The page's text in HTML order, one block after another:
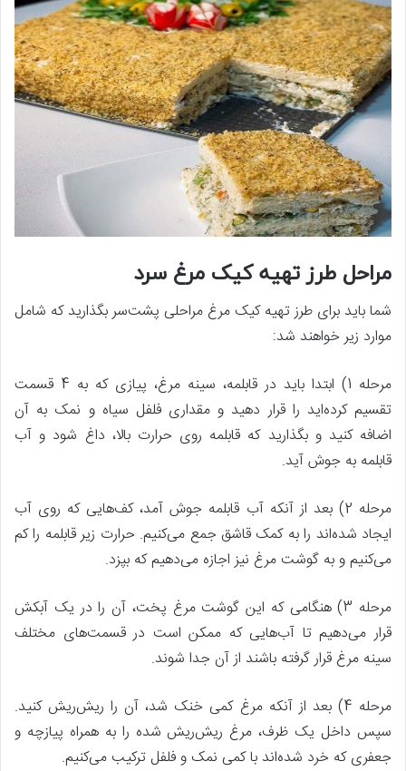
مراحل طرز تهیه کیک مرغ سرد
شما باید برای طرز تهیه کیک مرغ مراحلی پشت‌سر بگذارید که شامل
موارد زیر خواهند شد:
مرحله 1) ابتدا باید در قابلمه، سینه مرغ، پیازی که به 4 قسمت
تقسیم کرده‌اید را قرار دهید و مقداری فلفل سیاه و نمک به آن
اضافه کنید و بگذارید که قابلمه روی حرارت بالا، داغ شود و آب
قابلمه به جوش آید.
مرحله 2) بعد از آنکه آب قابلمه جوش آمد، کف‌هایی که روی آب
ایجاد شده‌اند را به کمک قاشق جمع می‌کنیم. حرارت زیر قابلمه را کم
می‌کنیم و به گوشت مرغ نیز اجازه می‌دهیم که بپزد.
مرحله 3) هنگامی که این گوشت مرغ پخت، آن را در یک آبکش
قرار می‌دهیم تا آب‌هایی که ممکن است در قسمت‌های مختلف
سینه مرغ قرار گرفته باشند از آن جدا شوند.
مرحله 4) بعد از آنکه مرغ کمی خنک شد، آن را ریش‌ریش کنید.
سپس داخل یک ظرف، مرغ ریش‌ریش شده را به همراه پیازچه و
جعفری که خرد شده‌اند با کمی نمک و فلفل ترکیب می‌کنیم.